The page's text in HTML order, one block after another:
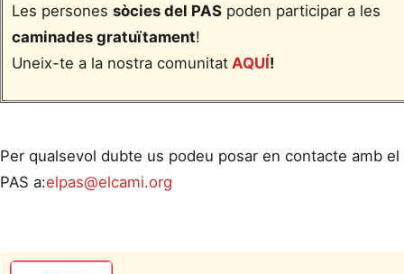
Les persones sòcies del PAS poden participar a les
caminades gratuïtament!
Uneix-te a la nostra comunitat AQUÍ!
Per qualsevol dubte us podeu posar en contacte amb el
PAS a:elpas@elcami.org